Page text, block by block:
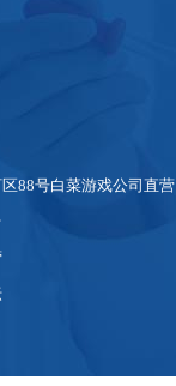
88号白菜游戏公司直营